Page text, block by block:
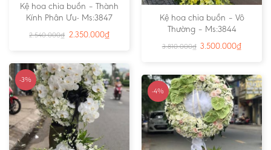
Kệ hoa chia buồn – Thành
Kính Phân Ưu- Ms:3847
2.540.000₫ 2.350.000₫
Kệ hoa chia buồn – Vô
Thường – Ms:3844
3.810.000₫ 3.500.000₫
-3%
-4%